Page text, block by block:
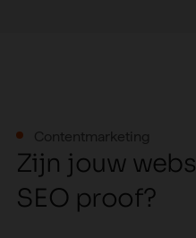
Contentmarketing
Zijn jouw webs
SEO proof?